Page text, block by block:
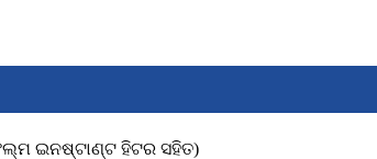
ଇନଷ୍ଟାଣ୍ଟ ହିଟର ସହିତ)